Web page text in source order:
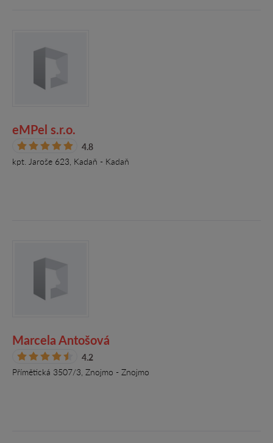
eMPel s.r.o.
4.8
kpt. Jaroše 623, Kadaň - Kadaň
Marcela Antošová
4.2
Přímětická 3507/3, Znojmo - Znojmo